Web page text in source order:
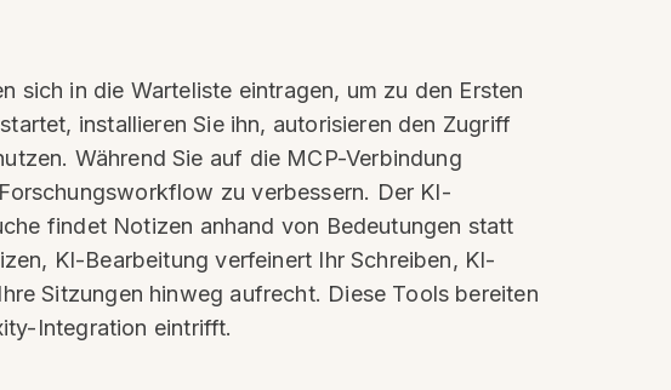
sich in die Warteliste eintragen, um zu den Ersten
installieren Sie ihn, autorisieren den Zugriff
Während Sie auf die MCP-Verbindung
zu verbessern. Der KI-
findet Notizen anhand von Bedeutungen statt
KI-Bearbeitung verfeinert Ihr Schreiben, KI-
Sitzungen hinweg aufrecht. Diese Tools bereiten
Integration eintrifft.